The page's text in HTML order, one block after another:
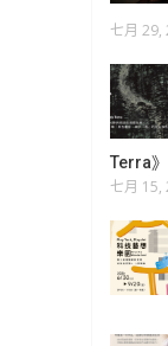
七月 29,
Terra》
七月 15,